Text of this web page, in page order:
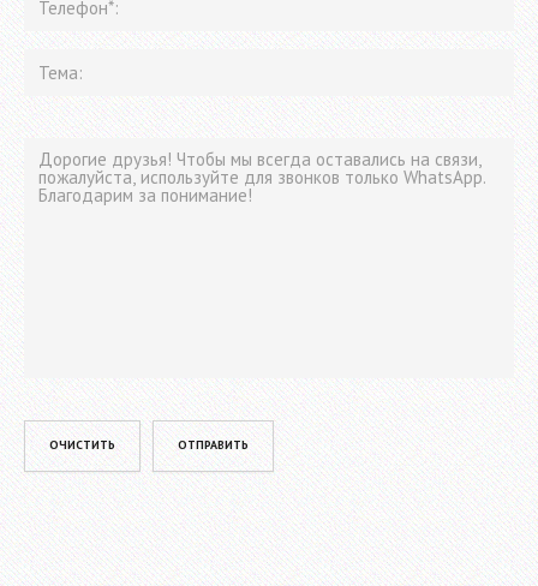
Please leave this field empty.